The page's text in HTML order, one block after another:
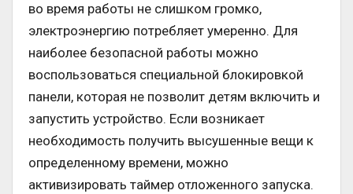
во время работы не слишком громко,
электроэнергию потребляет умеренно. Для
наиболее безопасной работы можно
воспользоваться специальной блокировкой
панели, которая не позволит детям включить и
запустить устройство. Если возникает
необходимость получить высушенные вещи к
определенному времени, можно
активизировать таймер отложенного запуска.